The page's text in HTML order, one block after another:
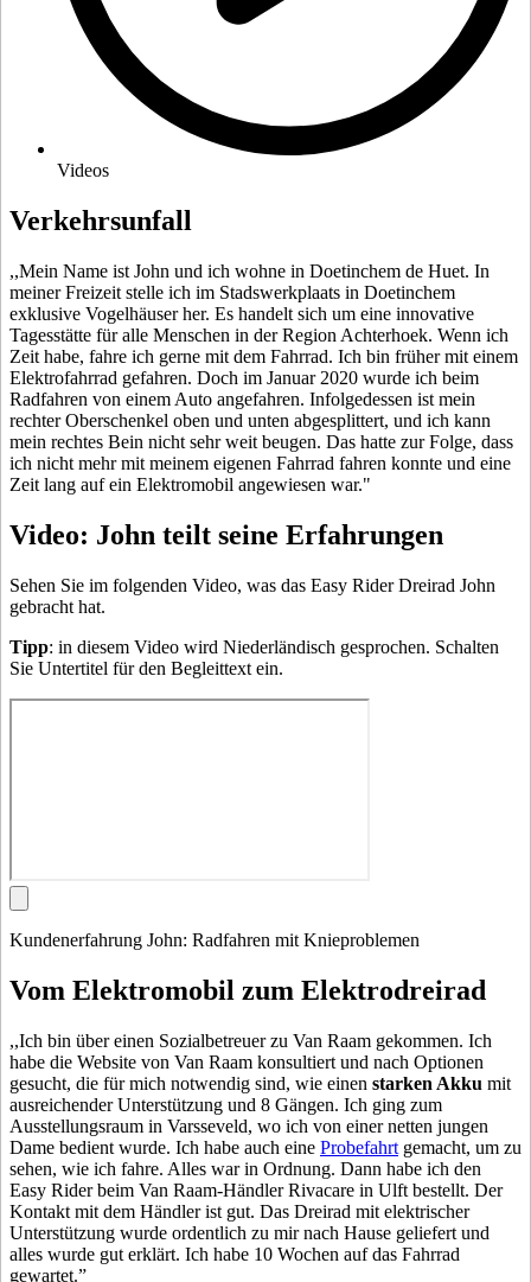
Videos
Verkehrsunfall
,,Mein Name ist John und ich wohne in Doetinchem de Huet. In
meiner Freizeit stelle ich im Stadswerkplaats in Doetinchem
exklusive Vogelhäuser her. Es handelt sich um eine innovative
Tagesstätte für alle Menschen in der Region Achterhoek. Wenn ich
Zeit habe, fahre ich gerne mit dem Fahrrad. Ich bin früher mit einem
Elektrofahrrad gefahren. Doch im Januar 2020 wurde ich beim
Radfahren von einem Auto angefahren. Infolgedessen ist mein
rechter Oberschenkel oben und unten abgesplittert, und ich kann
mein rechtes Bein nicht sehr weit beugen. Das hatte zur Folge, dass
ich nicht mehr mit meinem eigenen Fahrrad fahren konnte und eine
Zeit lang auf ein Elektromobil angewiesen war."
Video: John teilt seine Erfahrungen
Sehen Sie im folgenden Video, was das Easy Rider Dreirad John
gebracht hat.
Tipp: in diesem Video wird Niederländisch gesprochen. Schalten
Sie Untertitel für den Begleittext ein.
Kundenerfahrung John: Radfahren mit Knieproblemen
Vom Elektromobil zum Elektrodreirad
,,Ich bin über einen Sozialbetreuer zu Van Raam gekommen. Ich
habe die Website von Van Raam konsultiert und nach Optionen
gesucht, die für mich notwendig sind, wie einen starken Akku mit
ausreichender Unterstützung und 8 Gängen. Ich ging zum
Ausstellungsraum in Varsseveld, wo ich von einer netten jungen
Dame bedient wurde. Ich habe auch eine Probefahrt gemacht, um zu
sehen, wie ich fahre. Alles war in Ordnung. Dann habe ich den
Easy Rider beim Van Raam-Händler Rivacare in Ulft bestellt. Der
Kontakt mit dem Händler ist gut. Das Dreirad mit elektrischer
Unterstützung wurde ordentlich zu mir nach Hause geliefert und
alles wurde gut erklärt. Ich habe 10 Wochen auf das Fahrrad
gewartet.”